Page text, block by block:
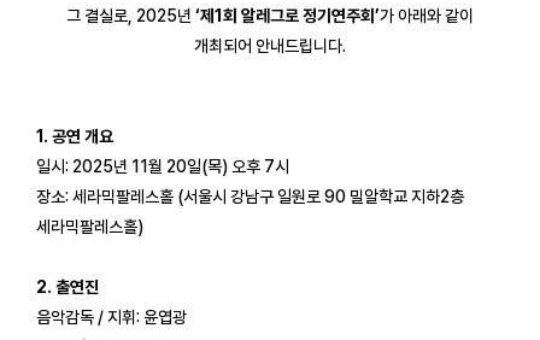
그 결실로, 2025년 ‘제1회 알레그로 정기연주회’가 아래와 같이
개최되어 안내드립니다.
1. 공연 개요
일시: 2025년 11월 20일(목) 오후 7시
장소: 세라믹팔레스홀 (서울시 강남구 일원로 90 밀알학교 지하2층
세라믹팔레스홀)
2. 출연진
음악감독 / 지휘: 윤엽광